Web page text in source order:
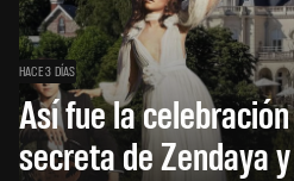
HACE 3 DÍAS
Así fue la
secreta de Zendaya